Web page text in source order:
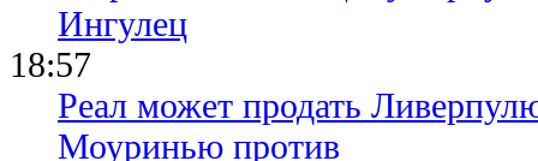
Ингулец
18:57
Реал может продать
Моуринью против